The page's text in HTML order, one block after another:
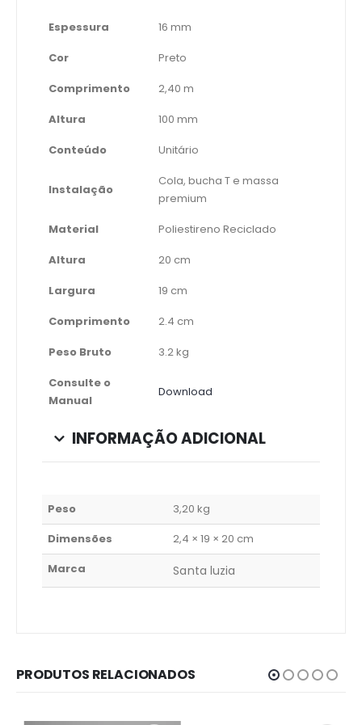
Espessura
16 mm
Cor
Preto
Comprimento
2,40 m
Altura
100 mm
Conteúdo
Unitário
Instalação
Cola, bucha T e massa
premium
Material
Poliestireno Reciclado
Altura
20 cm
Largura
19 cm
Comprimento
2.4 cm
Peso Bruto
3.2 kg
Consulte o
Manual
Download
INFORMAÇÃO ADICIONAL
Peso
3,20 kg
Dimensões
2,4 × 19 × 20 cm
Marca
Santa luzia
PRODUTOS RELACIONADOS